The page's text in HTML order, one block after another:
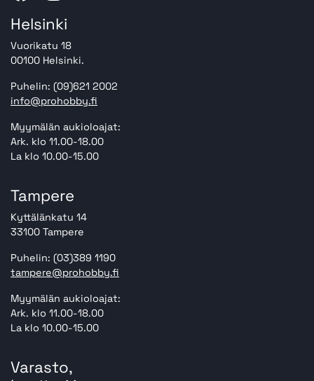
Helsinki
Vuorikatu 18
00100 Helsinki.
Puhelin: (09)621 2002
info@prohobby.fi
Myymälän aukioloajat:
Ark. klo 11.00-18.00
La klo 10.00-15.00
Tampere
Kyttälänkatu 14
33100 Tampere
Puhelin: (03)389 1190
tampere@prohobby.fi
Myymälän aukioloajat:
Ark. klo 11.00-18.00
La klo 10.00-15.00
Varasto,